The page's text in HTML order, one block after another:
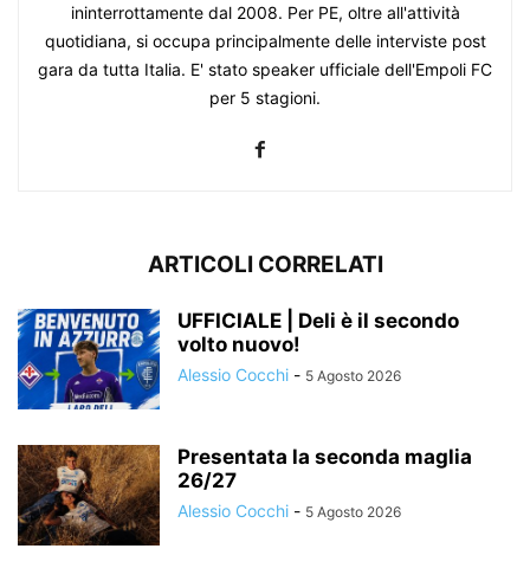
ininterrottamente dal 2008. Per PE, oltre all'attività
quotidiana, si occupa principalmente delle interviste post
gara da tutta Italia. E' stato speaker ufficiale dell'Empoli FC
per 5 stagioni.
ARTICOLI CORRELATI
UFFICIALE | Deli è il secondo
volto nuovo!
Alessio Cocchi - 5 Agosto 2026
Presentata la seconda maglia
26/27
Alessio Cocchi - 5 Agosto 2026